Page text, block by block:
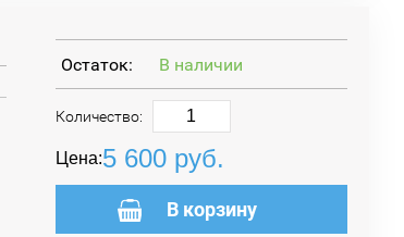
Цена:5 600руб.
Остаток: В наличии
Количество:
В корзину